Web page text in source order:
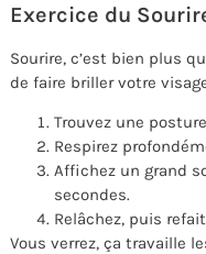
Exercice du
Sourire, c’est bien plus
de faire briller votre
Trouvez une
Respirez
Affichez un grand
secondes.
Relâchez, puis
Vous verrez, ça travaille